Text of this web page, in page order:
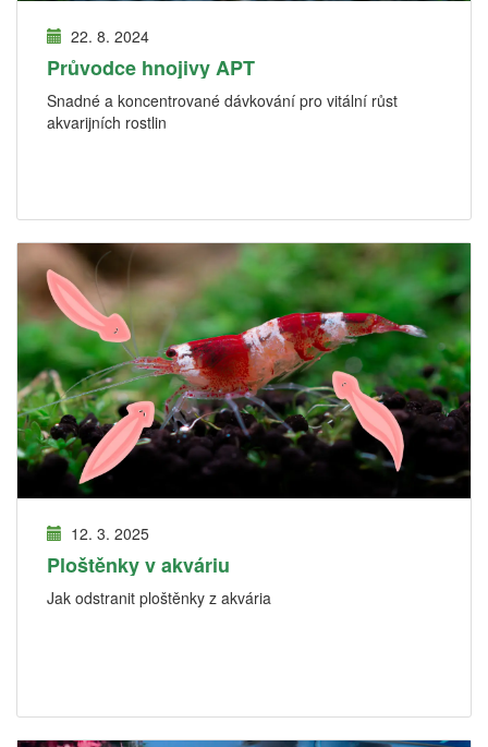
22. 8. 2024
Průvodce hnojivy APT
Snadné a koncentrované dávkování pro vitální růst
akvarijních rostlin
12. 3. 2025
Ploštěnky v akváriu
Jak odstranit ploštěnky z akvária